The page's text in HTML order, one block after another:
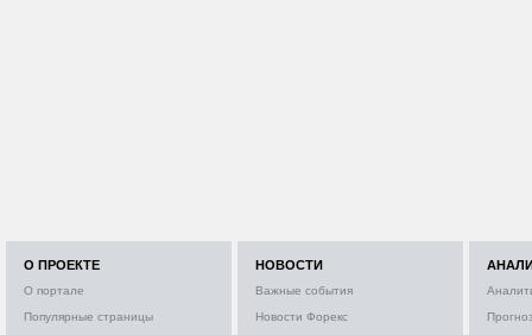
О ПРОЕКТЕ
О портале
Популярные страницы
НОВОСТИ
Важные события
Новости Форекс